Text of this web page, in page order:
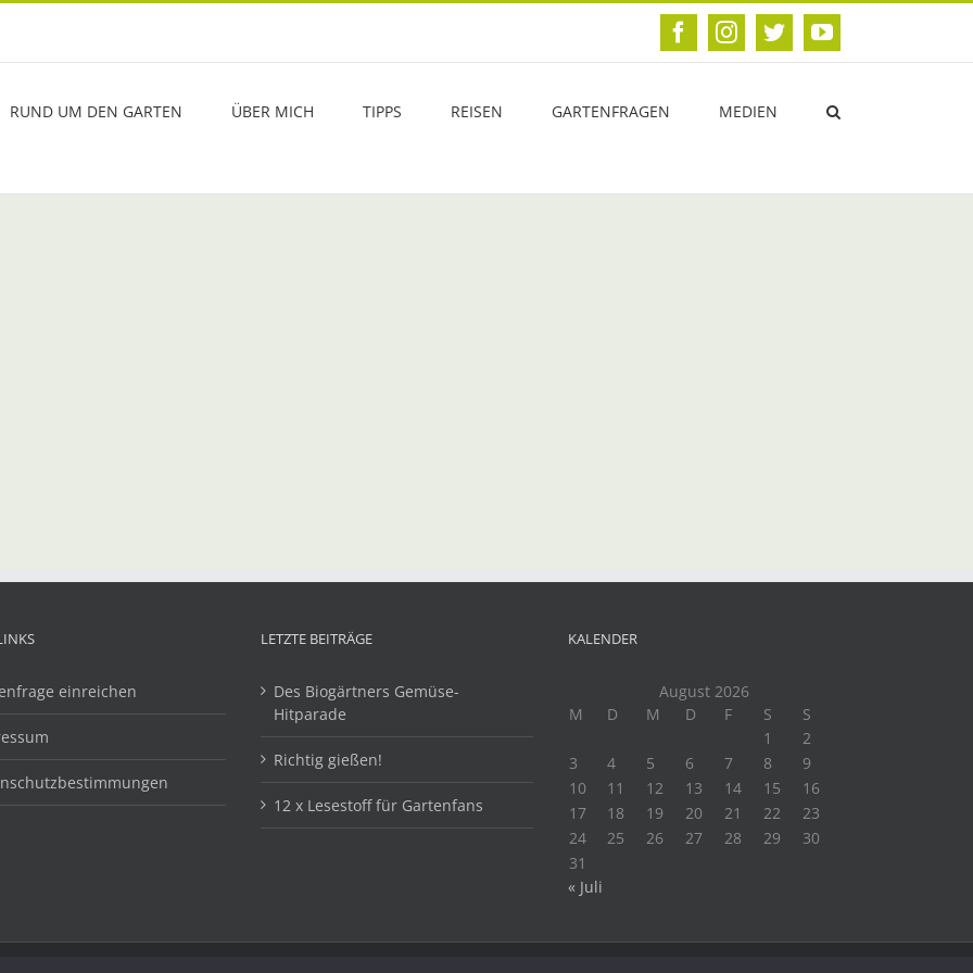
FacebookInstagram
TwitterYouTube
RUND UM DEN GARTEN ÜBER MICH TIPPS REISEN GARTENFRAGEN MEDIEN
einreichen
LETZTE BEITRÄGE
Des Biogärtners Gemüse-
Hitparade
Richtig gießen!
12 x Lesestoff für Gartenfans
KALENDER
August 2026
M
D M D F S
S
1
2
3
4 5 6 7 8
9
10
11 12 13 14 15
16
17
18 19 20 21 22
23
24
25 26 27 28 29
30
31
« Juli